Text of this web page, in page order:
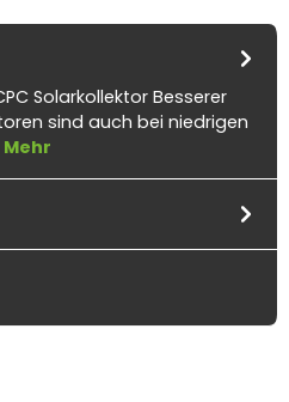
Solarkollektor Besserer
sind auch bei niedrigen
Mehr